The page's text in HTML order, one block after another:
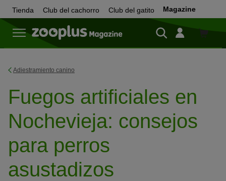
Tienda Club del cachorro Club del gatito Magazine
Tienda
Adiestramiento canino
Fuegos artificiales en
Nochevieja: consejos
para perros
asustadizos